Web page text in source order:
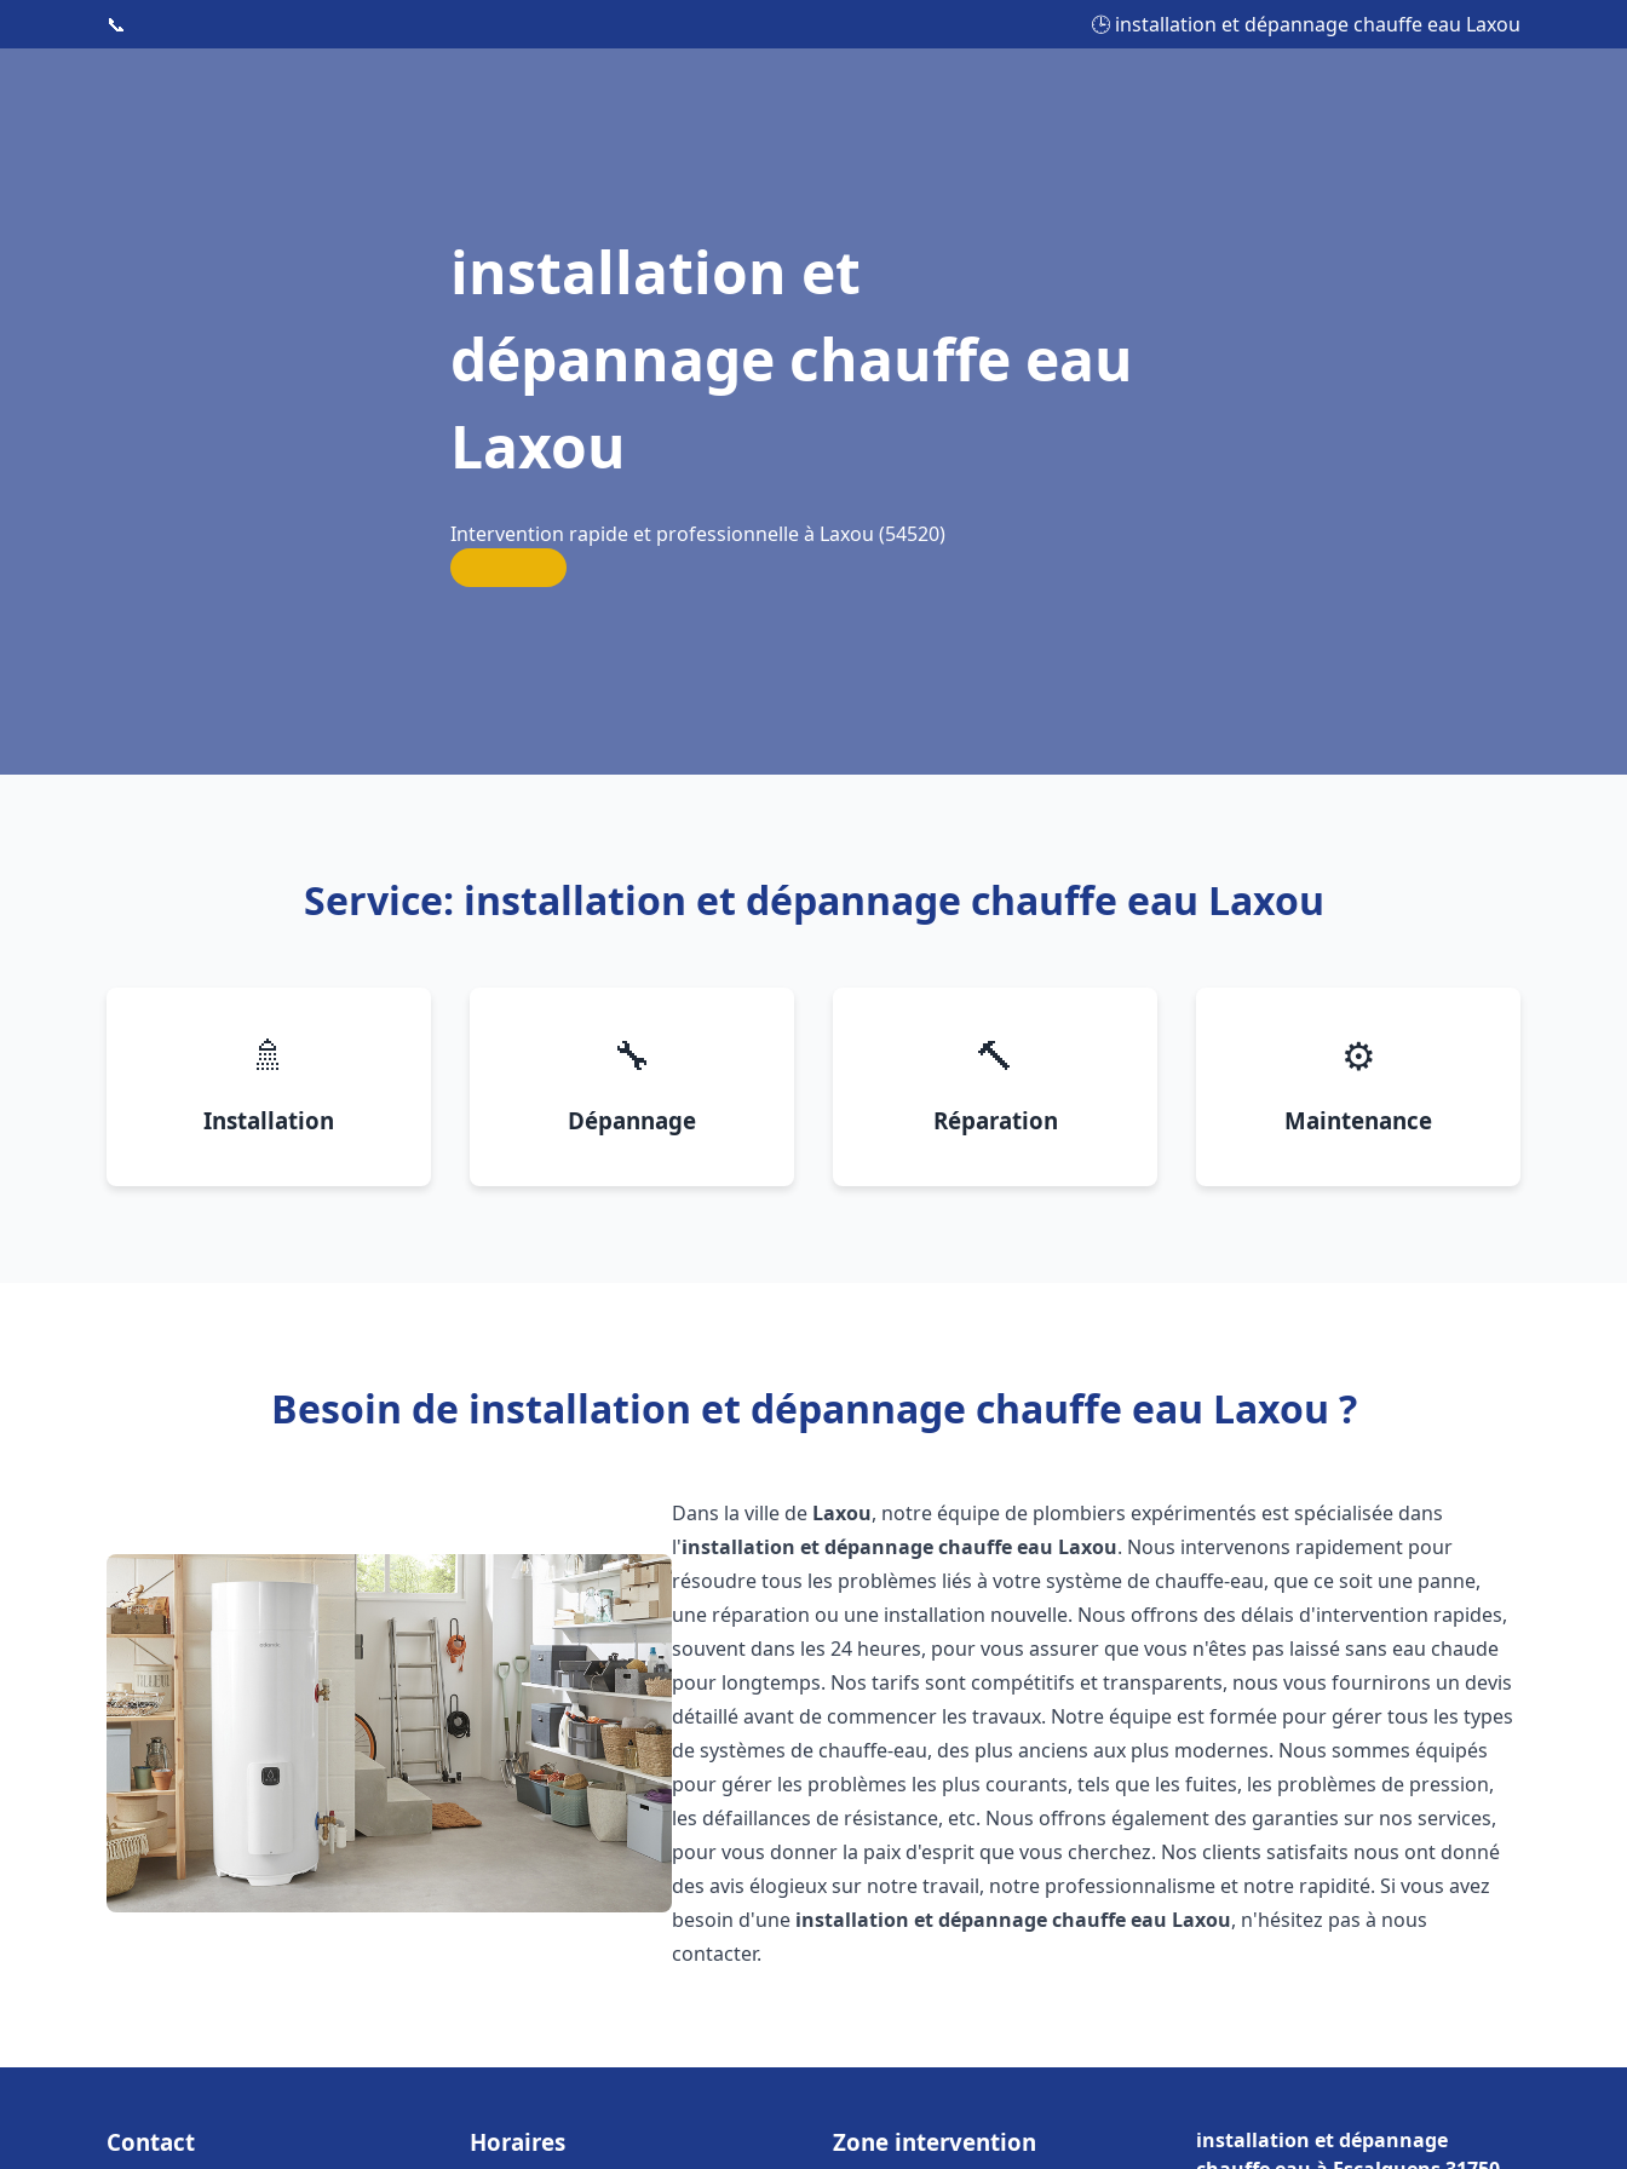
📞 🕒 installation et dépannage chauffe eau Laxou
installation et
dépannage chauffe eau
Laxou
Intervention rapide et professionnelle à Laxou (54520)
Service: installation et dépannage chauffe eau Laxou
🚿
Installation
🔧
Dépannage
🔨
Réparation
⚙️
Maintenance
Besoin de installation et dépannage chauffe eau Laxou ?
Dans la ville de Laxou, notre équipe de plombiers expérimentés est spécialisée dans
l'installation et dépannage chauffe eau Laxou. Nous intervenons rapidement pour
résoudre tous les problèmes liés à votre système de chauffe-eau, que ce soit une panne,
une réparation ou une installation nouvelle. Nous offrons des délais d'intervention rapides,
souvent dans les 24 heures, pour vous assurer que vous n'êtes pas laissé sans eau chaude
pour longtemps. Nos tarifs sont compétitifs et transparents, nous vous fournirons un devis
détaillé avant de commencer les travaux. Notre équipe est formée pour gérer tous les types
de systèmes de chauffe-eau, des plus anciens aux plus modernes. Nous sommes équipés
pour gérer les problèmes les plus courants, tels que les fuites, les problèmes de pression,
les défaillances de résistance, etc. Nous offrons également des garanties sur nos services,
pour vous donner la paix d'esprit que vous cherchez. Nos clients satisfaits nous ont donné
des avis élogieux sur notre travail, notre professionnalisme et notre rapidité. Si vous avez
besoin d'une installation et dépannage chauffe eau Laxou, n'hésitez pas à nous
contacter.
Contact Horaires Zone intervention
installation et dépannage